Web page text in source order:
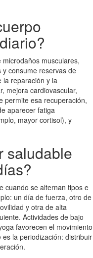
musculares,
consume reservas de
la reparación y la
mejora cardiovascular,
permite esa recuperación,
aparecer fatiga
mayor cortisol), y
saludable
cuando se alternan tipos e
un día de fuerza, otro de
y otra de alta
Actividades de bajo
favorecen el movimiento
la periodización: distribuir